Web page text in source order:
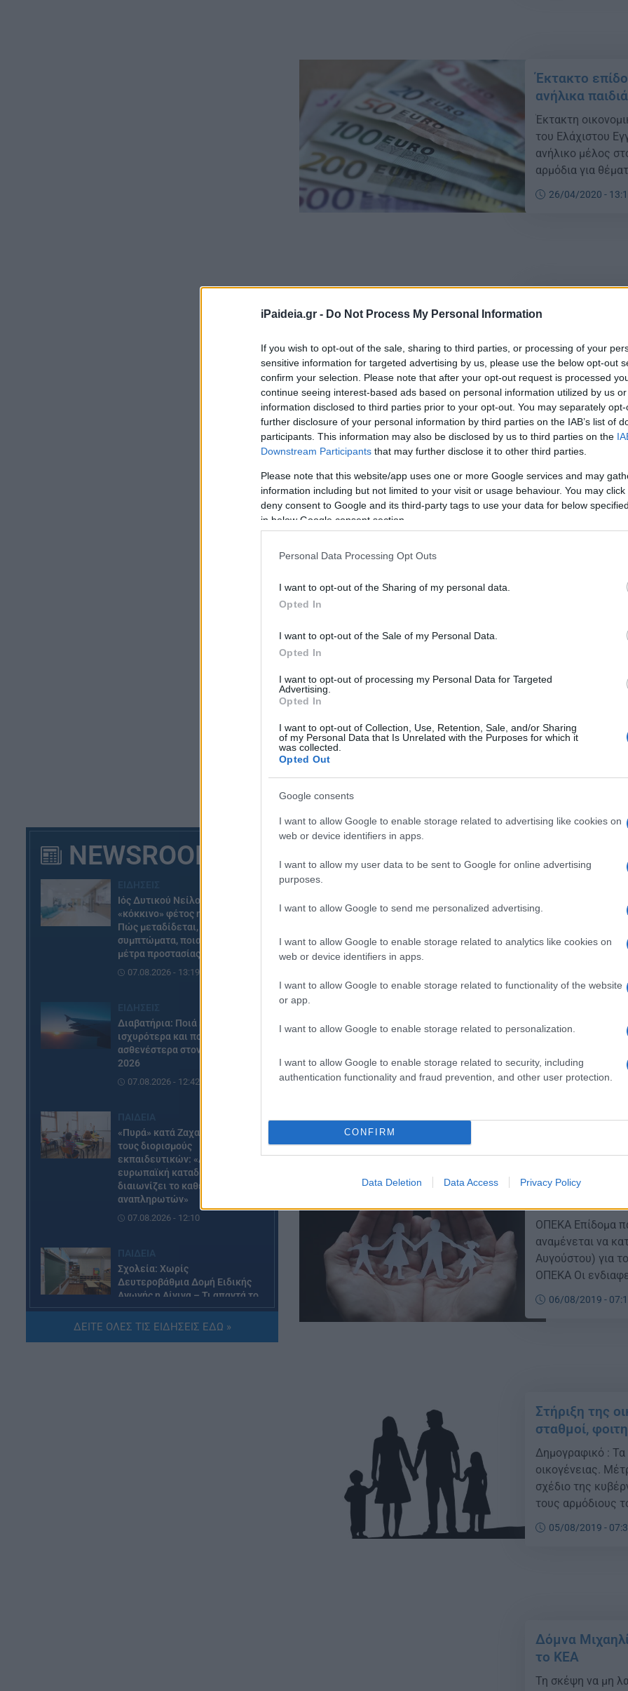
iPaideia.gr - Do Not Process My Personal Information
If you wish to opt-out of the sale, sharing to third parties, or processing of your
sensitive information for targeted advertising by us, please use the below opt-out
confirm your selection. Please note that after your opt-out request is processed
continue seeing interest-based ads based on personal information utilized by us
information disclosed to third parties prior to your opt-out. You may separately
further disclosure of your personal information by third parties on the IAB’s list of
participants. This information may also be disclosed by us to third parties on the
Downstream Participants that may further disclose it to other third parties.
Please note that this website/app uses one or more Google services and may
information including but not limited to your visit or usage behaviour. You may
deny consent to Google and its third-party tags to use your data for below
in below Google consent section.
Personal Data Processing Opt Outs
I want to opt-out of the Sharing of my personal data.
Opted In
I want to opt-out of the Sale of my Personal Data.
Opted In
I want to opt-out of processing my Personal Data for Targeted
Advertising.
Opted In
I want to opt-out of Collection, Use, Retention, Sale, and/or Sharing
of my Personal Data that Is Unrelated with the Purposes for which it
was collected.
Opted Out
Google consents
I want to allow Google to enable storage related to advertising like cookies on
web or device identifiers in apps.
I want to allow my user data to be sent to Google for online advertising
purposes.
I want to allow Google to send me personalized advertising.
I want to allow Google to enable storage related to analytics like cookies on
web or device identifiers in apps.
I want to allow Google to enable storage related to functionality of the website
or app.
I want to allow Google to enable storage related to personalization.
I want to allow Google to enable storage related to security, including
authentication functionality and fraud prevention, and other user protection.
CONFIRM
Data Deletion Data Access Privacy Policy
NEWSROOM
Ιός Δυτικού Νείλου: Στο
«κόκκινο» φέτος η Αττική –
Πώς μεταδίδεται, ποια είναι τα
συμπτώματα, ποια είναι τα
μέτρα προστασίας
07.08.2026 - 13:19
Διαβατήρια: Ποιά είναι τα
ισχυρότερα και ποια τα
ασθενέστερα στον κόσμο το
2026
07.08.2026 - 12:42
«Πυρά» κατά Ζαχαράκη για
τους διορισμούς
εκπαιδευτικών: «Αγνοεί την
ευρωπαϊκή καταδίκη και
διαιωνίζει το καθεστώς των
αναπληρωτών»
07.08.2026 - 12:10
Σχολεία: Χωρίς
Δευτεροβάθμια Δομή Ειδικής
Αγωγής η Αίγινα – Τι απαντά το
Υπουργείο Εσωτερικών
07.08.2026 - 11:25
ΔΕΙΤΕ ΟΛΕΣ ΤΙΣ ΕΙΔΗΣΕΙΣ ΕΔΩ »
Έκτακτo
ανήλικα παιδιά
Έκτακτη
του Ελάχιστου
ανήλικο μέλος
αρμόδια για
Μιχαηλίδου,
Όπως είπε,
26/04/2020 -
ΟΠΕΚΑ:
ΟΠΕΚΑ: Δείτε
παιδιού και
Υπουργείου
επιδόματα που
θα είναι η
Ιανουαρίου θα
21/01/2020 -
ΟΠΕΚΑ:
ΟΠΕΚΑ: Πότε
ενοικίου.
θα ψηφιστεί
ΟΠΕΚΑ θα
εργάσιμη κάθε
Συντάξεις
Συντάξεις, ΚΕΑ,
Από τις 18
συντάξεις του
Ημερομηνίες
Χριστουγέννων
15/12/2019 -
Φορολογική
γέννησης
Στοχευμένες
πολιτικής
σχεδιασμός της
επεξεργάστηκε
που επιθυμούν να
ΟΠΕΚΑ
ΟΠΕΚΑ Επίδομα
αναμένεται να
Αυγούστου) για
ΟΠΕΚΑ Οι
δικαιούχοι του
παρακάτω
06/08/2019 -
Στήριξη της
σταθμοί,
Δημογραφικό : Τα
οικογένειας.
σχέδιο της
τους αρμόδιους
ολοκληρωμένης
επόμενους
05/08/2019 -
Δόμνα
το ΚΕΑ
Τη σκέψη να μη